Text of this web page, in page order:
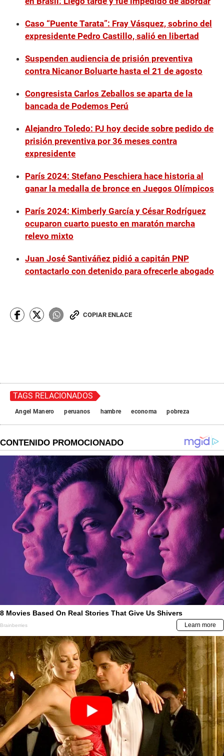
Caso “Puente Tarata”: Fray Vásquez, sobrino del
expresidente Pedro Castillo, salió en libertad
Suspenden audiencia de prisión preventiva
contra Nicanor Boluarte hasta el 21 de agosto
Congresista Carlos Zeballos se aparta de la
bancada de Podemos Perú
Alejandro Toledo: PJ hoy decide sobre pedido de
prisión preventiva por 36 meses contra
expresidente
París 2024: Stefano Peschiera hace historia al
ganar la medalla de bronce en Juegos Olímpicos
París 2024: Kimberly García y César Rodríguez
ocuparon cuarto puesto en maratón marcha
relevo mixto
Juan José Santiváñez pidió a capitán PNP
contactarlo con detenido para ofrecerle abogado
COPIAR ENLACE
TAGS RELACIONADOS
Angel Manero peruanos hambre economa pobreza